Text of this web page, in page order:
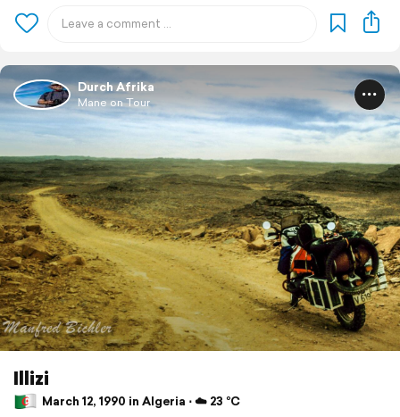
Durch Afrika
Mane on Tour
Illizi
March 12, 1990 in Algeria ⋅ ☁️ 23 °C